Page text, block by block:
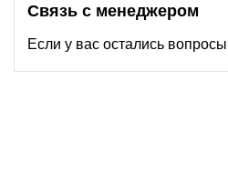
Связь с менеджером
Если у вас остались